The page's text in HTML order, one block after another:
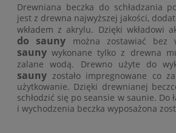
Drewniana beczka do schładzania
jest z drewna najwyższej jakości,
wkładem z akrylu. Dzięki wkładowi
do sauny
można zostawiać bez
sauny wykonane tylko z drewna
zalane wodą. Drewno użyte do
sauny zostało impregnowane co
użytkowanie. Dzięki drewnianej
schłodzić się po seansie w saunie. Do
i wychodzenia beczka wyposażona